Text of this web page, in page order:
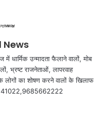
News
में धार्मिक उन्मादता फैलाने वालों, मोब
भ्रष्ट राजनेताओं, लापरवाह
के लोगों का शोषण करने वालों के खिलाफ